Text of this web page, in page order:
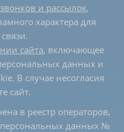
и рассылок,
характера для
сайта, включающее
данных и
В случае несогласия
сайт.
в реестр операторов,
данных №